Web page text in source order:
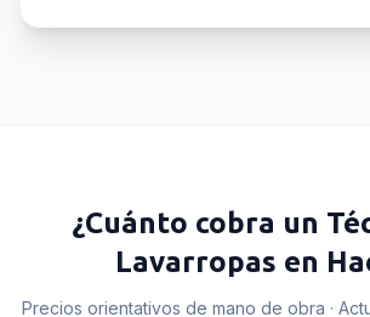
¿Cuánto cobra un
Lavarropas en
Precios orientativos de mano de obra ·